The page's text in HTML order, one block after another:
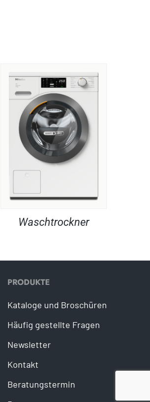
Waschtrockner
PRODUKTE
Kataloge und Broschüren
Häufig gestellte Fragen
Newsletter
Kontakt
Beratungstermin